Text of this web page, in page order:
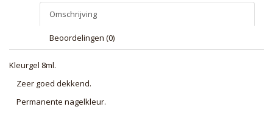
Omschrijving
Beoordelingen (0)
Kleurgel 8ml.
Zeer goed dekkend.
Permanente nagelkleur.